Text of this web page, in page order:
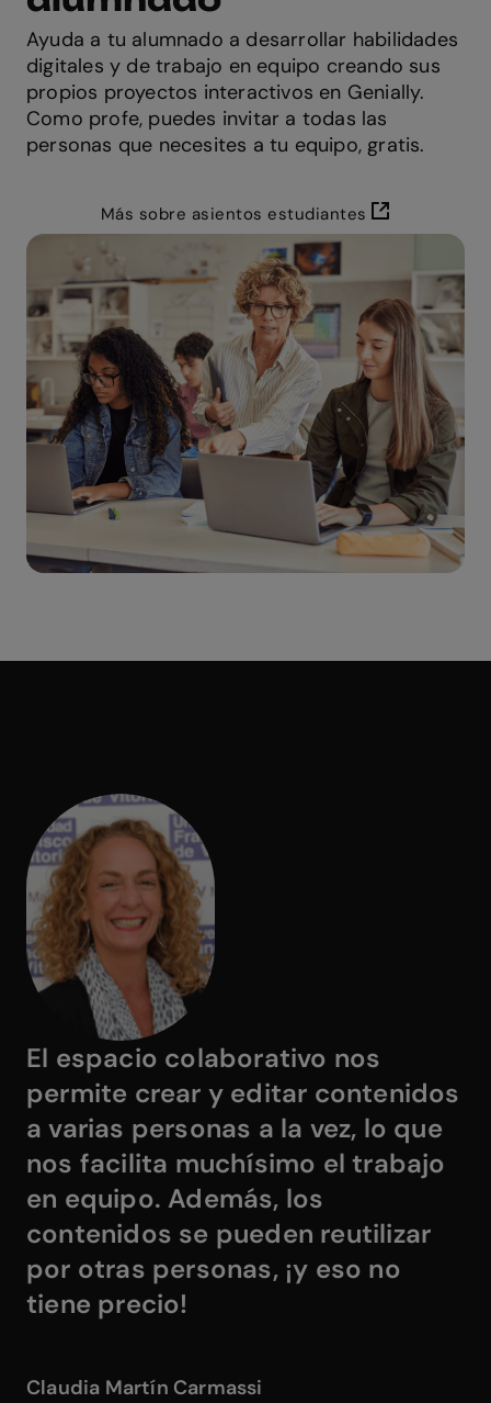
Ayuda a tu alumnado a desarrollar habilidades
digitales y de trabajo en equipo creando sus
propios proyectos interactivos en Genially.
Como profe, puedes invitar a todas las
personas que necesites a tu equipo, gratis.
Más sobre asientos estudiantes
El espacio colaborativo nos
permite crear y editar contenidos
a varias personas a la vez, lo que
nos facilita muchísimo el trabajo
en equipo. Además, los
contenidos se pueden reutilizar
por otras personas, ¡y eso no
tiene precio!
Claudia Martín Carmassi